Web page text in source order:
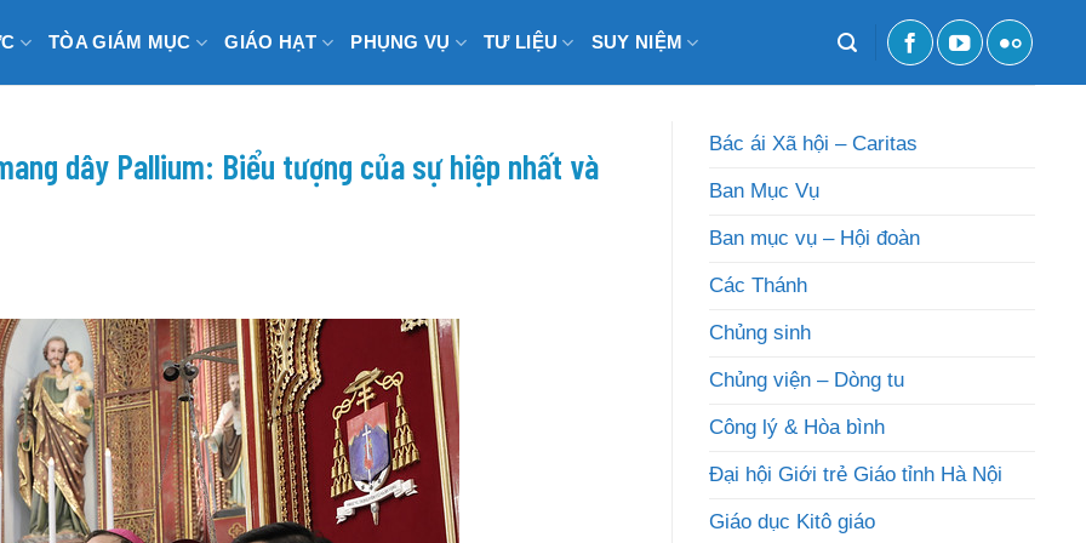
TÒA GIÁM MỤC GIÁO HẠT PHỤNG VỤ TƯ LIỆU SUY NIỆM
dây Pallium: Biểu tượng của sự hiệp nhất và
Bác ái Xã hội – Caritas
Ban Mục Vụ
Ban mục vụ – Hội đoàn
Các Thánh
Chủng sinh
Chủng viện – Dòng tu
Công lý & Hòa bình
Đại hội Giới trẻ Giáo tỉnh Hà Nội
Giáo dục Kitô giáo